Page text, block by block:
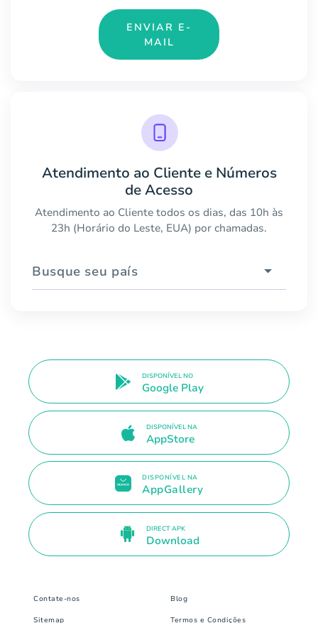
ENVIAR E-
MAIL
Atendimento ao Cliente e Números
de Acesso
Atendimento ao Cliente todos os dias, das 10h às
23h (Horário do Leste, EUA) por chamadas.
Busque seu país
DISPONÍVEL NO
Google Play
DISPONÍVEL NA
AppStore
DISPONÍVEL NA
AppGallery
DIRECT APK
Download
Contate-nos Blog
Sitemap Termos e Condições